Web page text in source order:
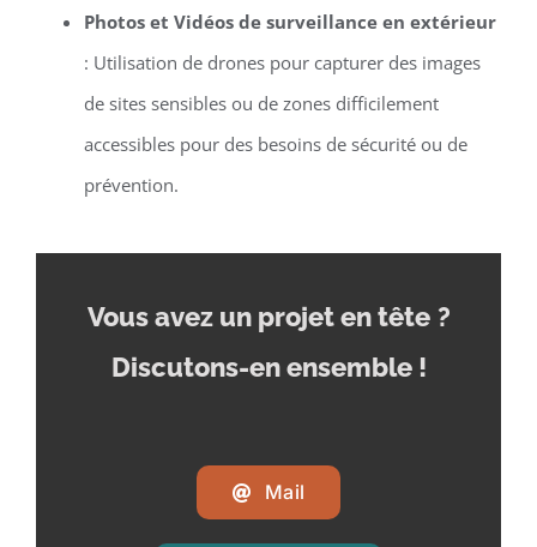
Photos et Vidéos de surveillance en extérieur
: Utilisation de drones pour capturer des images
de sites sensibles ou de zones difficilement
accessibles pour des besoins de sécurité ou de
prévention.
Vous avez un projet en tête ?
Discutons-en ensemble !
Mail